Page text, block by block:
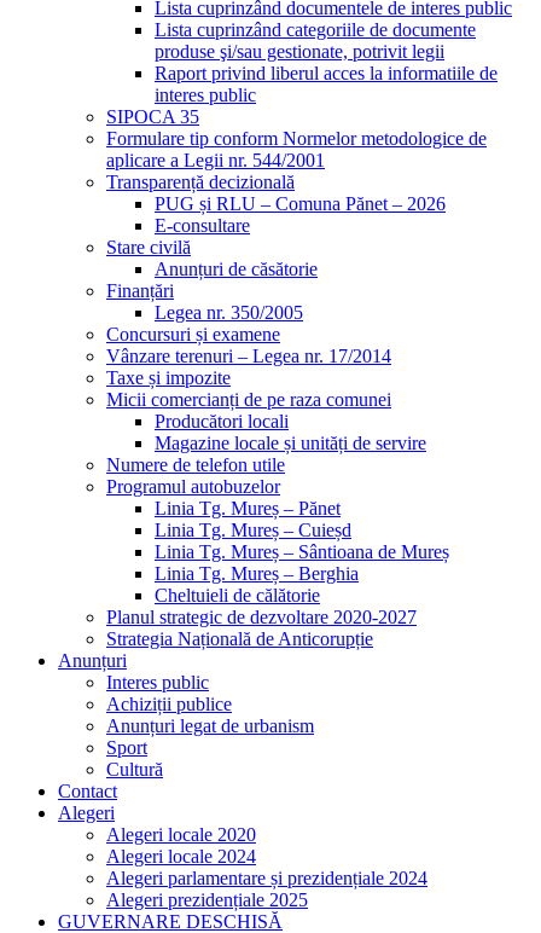
Lista cuprinzând documentele de interes public
Lista cuprinzând categoriile de documente
produse şi/sau gestionate, potrivit legii
Raport privind liberul acces la informatiile de
interes public
SIPOCA 35
Formulare tip conform Normelor metodologice de
aplicare a Legii nr. 544/2001
Transparență decizională
PUG și RLU – Comuna Pănet – 2026
E-consultare
Stare civilă
Anunțuri de căsătorie
Finanțări
Legea nr. 350/2005
Concursuri și examene
Vânzare terenuri – Legea nr. 17/2014
Taxe și impozite
Micii comercianți de pe raza comunei
Producători locali
Magazine locale și unități de servire
Numere de telefon utile
Programul autobuzelor
Linia Tg. Mureș – Pănet
Linia Tg. Mureș – Cuieșd
Linia Tg. Mureș – Sântioana de Mureș
Linia Tg. Mureș – Berghia
Cheltuieli de călătorie
Planul strategic de dezvoltare 2020-2027
Strategia Națională de Anticorupție
Anunțuri
Interes public
Achiziții publice
Anunțuri legat de urbanism
Sport
Cultură
Contact
Alegeri
Alegeri locale 2020
Alegeri locale 2024
Alegeri parlamentare și prezidențiale 2024
Alegeri prezidențiale 2025
GUVERNARE DESCHISĂ